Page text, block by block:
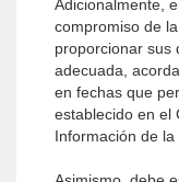
Adicionalmente,
compromiso de
proporcionar sus
adecuada,
en fechas que
establecido en el
Información de la